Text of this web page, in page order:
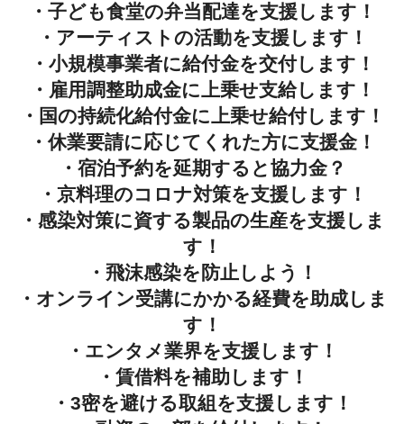
・子ども食堂の弁当配達を支援します！
・アーティストの活動を支援します！
・小規模事業者に給付金を交付します！
・雇用調整助成金に上乗せ支給します！
・国の持続化給付金に上乗せ給付します！
・休業要請に応じてくれた方に支援金！
・宿泊予約を延期すると協力金？
・京料理のコロナ対策を支援します！
・感染対策に資する製品の生産を支援しま
す！
・飛沫感染を防止しよう！
・オンライン受講にかかる経費を助成しま
す！
・エンタメ業界を支援します！
・賃借料を補助します！
・3密を避ける取組を支援します！